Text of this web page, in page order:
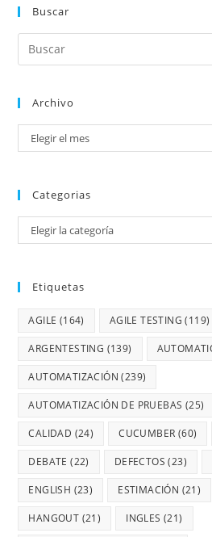
Buscar
Archivo
Elegir el mes
Categorias
Elegir la categoría
Etiquetas
AGILE (164) AGILE TESTING (119)
ARGENTESTING (139)
AUTOMATIZACIÓN (239)
AUTOMATIZACIÓN DE PRUEBAS (25)
CALIDAD (24) CUCUMBER (60)
DEBATE (22) DEFECTOS (23)
ENGLISH (23) ESTIMACIÓN (21)
HANGOUT (21) INGLES (21)